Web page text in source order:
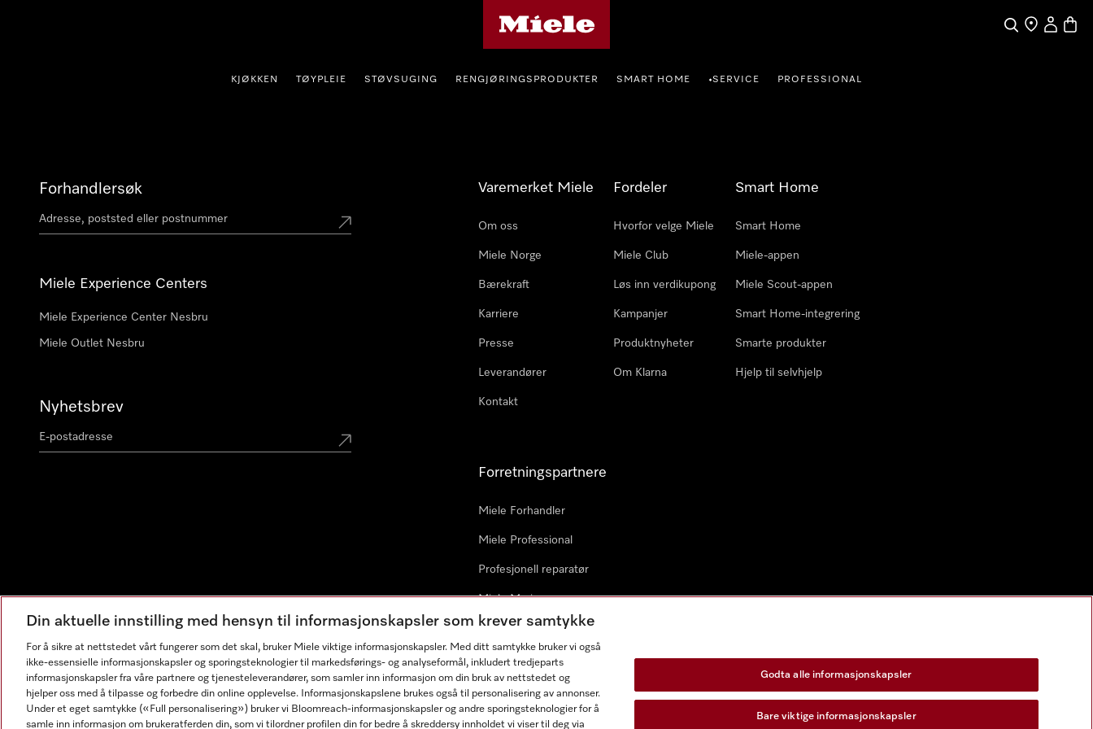
Søk
Finn enMin Konto
KJØKKEN TØYPLEIE STØVSUGING RENGJØRINGSPRODUKTER SMART HOME •SERVICE PROFESSIONAL
Forhandlersøk
Miele Experience Centers
Miele Experience Center Nesbru
Miele Outlet Nesbru
Nyhetsbrev
Varemerket Miele
Om oss
Miele Norge
Bærekraft
Karriere
Presse
Leverandører
Kontakt
Fordeler
Hvorfor velge Miele
Miele Club
Løs inn verdikupong
Kampanjer
Produktnyheter
Om Klarna
Smart Home
Smart Home
Miele-appen
Miele Scout-appen
Smart Home-integrering
Smarte produkter
Hjelp til selvhjelp
Forretningspartnere
Miele Forhandler
Miele Professional
Profesjonell reparatør
Miele Marine
Arkitekter & byggherrer
Din aktuelle innstilling med hensyn til informasjonskapsler som krever samtykke
For å sikre at nettstedet vårt fungerer som det skal, bruker Miele viktige informasjonskapsler. Med ditt samtykke bruker vi også
ikke-essensielle informasjonskapsler og sporingsteknologier til markedsførings- og analyseformål, inkludert tredjeparts
informasjonskapsler fra våre partnere og tjenesteleverandører, som samler inn informasjon om din bruk av nettstedet og
hjelper oss med å tilpasse og forbedre din online opplevelse. Informasjonskapslene brukes også til personalisering av annonser.
Under et eget samtykke («Full personalisering») bruker vi Bloomreach-informasjonskapsler og andre sporingsteknologier for å
samle inn informasjon om brukeratferden din, som vi tilordner profilen din for bedre å skreddersy innholdet vi viser til deg via
Godta alle informasjonskapsler
Bare viktige informasjonskapsler